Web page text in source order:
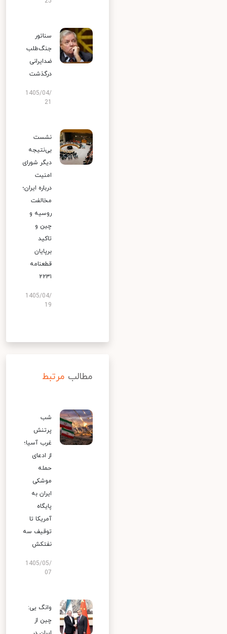
سناتور
جنگ‌طلب
ضدایرانی
درگذشت
1405/04/
نشست
بی‌نتیجه
دیگر شورای
امنیت
درباره ایران؛
مخالفت
روسیه و
چین و
تاکید
برپایان
قطعنامه
۲۲۳۱
1405/04/
19
مطالب مرتبط
شب
پرتنش
غرب آسیا؛
از ادعای
حمله
موشکی
ایران به
پایگاه
آمریکا تا
توقیف سه
نفتکش
1405/05/
07
وانگ یی:
چین از